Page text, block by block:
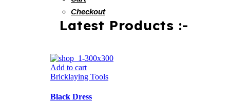
Checkout
Latest Products :-
Add to cart
Bricklaying Tools
Black Dress